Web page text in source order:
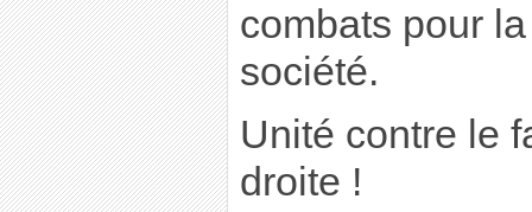
combats pour
société.
Unité contre le
droite !